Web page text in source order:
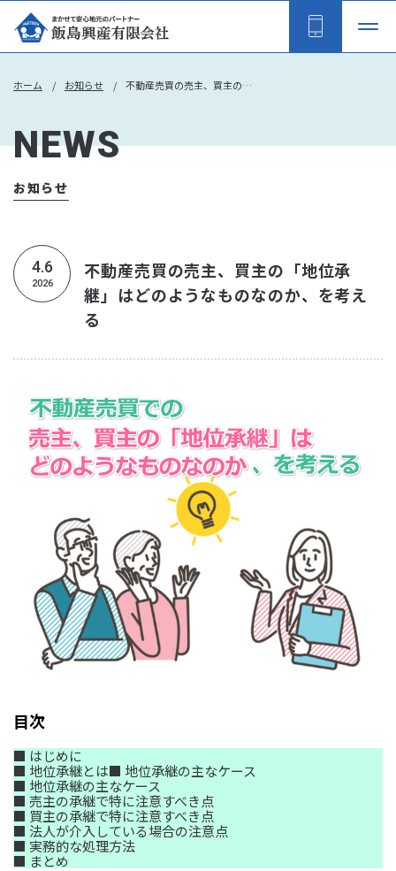
ホーム お知らせ 不動産売買の売主、買主の「地位承継」はどのようなものなのか、を考える
NEWS
お知らせ
4.6
2026
不動産売買の売主、買主の「地位承
継」はどのようなものなのか、を考え
る
目次
■ はじめに
■ 地位承継とは■ 地位承継の主なケース
■ 地位承継の主なケース
■ 売主の承継で特に注意すべき点
■ 買主の承継で特に注意すべき点
■ 法人が介入している場合の注意点
■ 実務的な処理方法
■ まとめ